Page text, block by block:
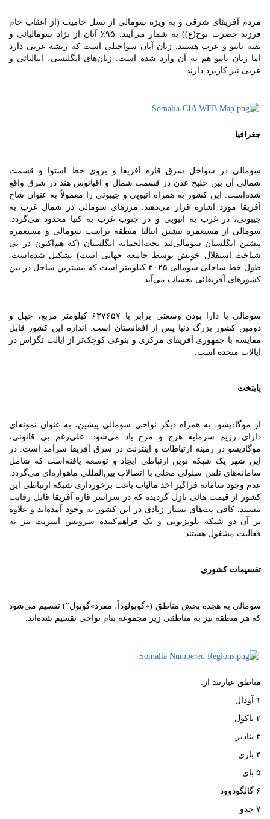
مردم آفریقای شرقی و به ویژه سومالی از نسل حامیت (از اعقاب حام
فرزند حضرت نوح(ع)) به شمار می‌آیند. ۹۵٪ آنان از نژاد سومالیائی و
بقیه بانتو و عرب هستند. زبان آنان سواحیلی است که ریشه عربی دارد
اما زبان بانتو هم به آن وارد شده است. زبان‌های انگلیسی، ایتالیائی و
عربی نیز کاربرد دارند.
جغرافیا
سومالی در سواحل شرق قاره آفریقا و بروی خط استوا و قسمت
شمالی آن بین خلیج عدن در قسمت شمال و اقیانوس هند در شرق واقع
شده‌است. این کشور به همراه اتیوپی و جیبوتی را معمولاً به عنوان شاخ
آفریقا مورد اشاره قرار می‌دهند. مرزهای سومالی در شمال غرب به
جیبوتی، در غرب به اتیوپی و در جنوب غرب به کنیا محدود می‌گردد.
سومالی از مستعمره پیشین ایتالیا منطقه تراست سومالی و مستعمره
پیشین انگلستان سومالی‌لند تحت‌الحمایه انگلستان (که هم‌اکنون در پی
شناخت استقلال خویش توسط جامعه جهانی است) تشکیل شده‌است.
طول خط ساحلی سومالی ۳۰۲۵ کیلومتر است که بیشترین ساحل در بین
کشورهای آفریقائی بحساب می‌آید.
سومالی با دارا بودن وسعتی برابر با ۶۳۷۶۵۷ کیلومتر مربع، چهل و
دومین کشور بزرگ دنیا پس از افغانستان است. اندازه این کشور قابل
مقایسه با جمهوری آفریقای مرکزی و بنوعی کوچک‌تر از ایالت تگزاس در
ایالات متحده است.
پایتخت
از موگادیشو، به همراه دیگر نواحی سومالی پیشین، به عنوان نمونه‌ای
دارای رژیم سرمایه هرج و مرج یاد می‌شود. علی‌رغم بی قانونی،
موگادیشو در زمینه ارتباطات و اینترنت در شرق آفریقا سرآمد است. در
این شهر یک شبکه نوین ارتباطی ایجاد و توسعه یافته‌است که شامل
سامانه‌های تلفن سلولی محلی با اتصالات بین‌المللی ماهواره‌ای می‌گردد.
عدم وجود سامانه فراگیر اخذ مالیات باعث برخورداری شبکه ارتباطی این
کشور از قیمت هائی نازل گردیده که در سراسر قاره آفریقا قابل رقابت
نیستند. کافی نت‌های بسیار زیادی در این کشور به وجود آمده‌اند و علاوه
بر آن دو شبکه تلویزیونی و یک فراهم‌کننده سرویس اینترنت نیز به
فعالیت مشغول هستند.
تقسیمات کشوری
سومالی به هجده بخش مناطق («گوبولوداً، مفرد»گوبول") تقسیم می‌شود
که هر منطقه نیز به مناطقی زیر مجموعه بنام نواحی تقسیم شده‌اند.
مناطق عبارتند از:
۱ آودال
۲ باکول
۳ بنادیر
۴ باری
۵ بای
۶ گالگودوود
۷ جدو